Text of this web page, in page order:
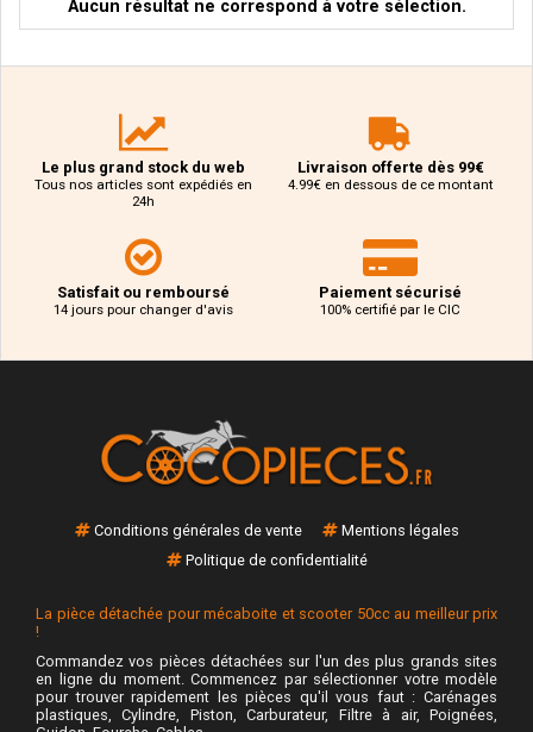
Aucun résultat ne correspond à votre sélection.
Le plus grand stock du web
Tous nos articles sont expédiés en
24h
Livraison offerte dès 99€
4.99€ en dessous de ce montant
Satisfait ou remboursé
14 jours pour changer d'avis
Paiement sécurisé
100% certifié par le CIC
Conditions générales de vente
Mentions légales
Politique de confidentialité
La pièce détachée pour mécaboite et scooter 50cc au meilleur prix
!
Commandez vos pièces détachées sur l'un des plus grands sites
en ligne du moment. Commencez par sélectionner votre modèle
pour trouver rapidement les pièces qu'il vous faut : Carénages
plastiques, Cylindre, Piston, Carburateur, Filtre à air, Poignées,